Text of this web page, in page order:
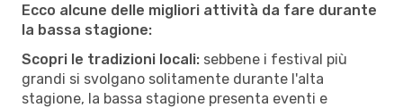
Ecco alcune delle migliori attività da fare durante
la bassa stagione:
Scopri le tradizioni locali: sebbene i festival più
grandi si svolgano solitamente durante l'alta
stagione, la bassa stagione presenta eventi e